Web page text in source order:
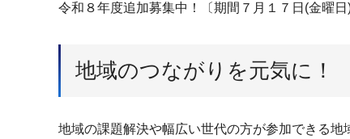
令和８年度追加募集中！〔期間７月１７日(金曜日
地域のつながりを元気に！
地域の課題解決や幅広い世代の方が参加できる地